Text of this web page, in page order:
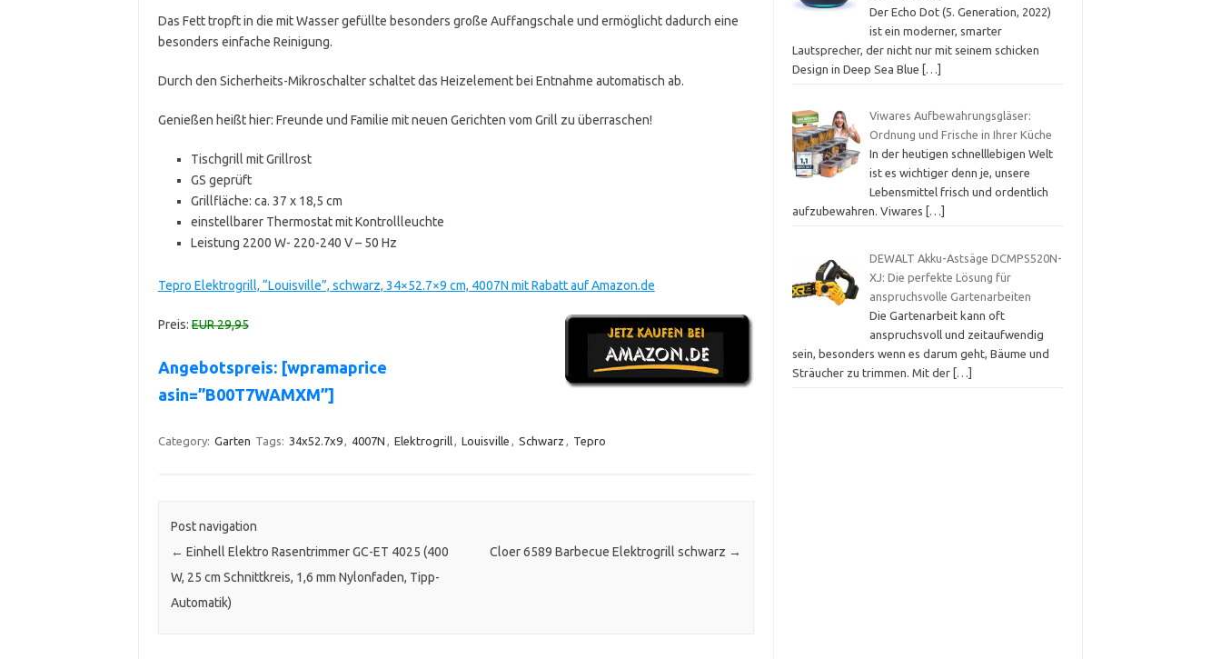
Das Fett tropft in die mit Wasser gefüllte besonders große Auffangschale und ermöglicht dadurch eine
besonders einfache Reinigung.
Durch den Sicherheits-Mikroschalter schaltet das Heizelement bei Entnahme automatisch ab.
Genießen heißt hier: Freunde und Familie mit neuen Gerichten vom Grill zu überraschen!
Tischgrill mit Grillrost
GS geprüft
Grillfläche: ca. 37 x 18,5 cm
einstellbarer Thermostat mit Kontrollleuchte
Leistung 2200 W- 220-240 V – 50 Hz
Tepro Elektrogrill, “Louisville”, schwarz, 34×52.7×9 cm, 4007N mit Rabatt auf Amazon.de
Preis:EUR 29,95
Angebotspreis: [wpramaprice
asin=”B00T7WAMXM”]
Category: Garten Tags: 34x52.7x9, 4007N , Elektrogrill, Louisville , Schwarz , Tepro
Post navigation
← Einhell Elektro Rasentrimmer GC-ET 4025 (400
W, 25 cm Schnittkreis, 1,6 mm Nylonfaden, Tipp-
Automatik)
Cloer 6589 Barbecue Elektrogrill schwarz →
Der Echo Dot (5. Generation, 2022)
ist ein moderner, smarter
Lautsprecher, der nicht nur mit seinem schicken
Design in Deep Sea Blue
[…]
Viwares Aufbewahrungsgläser:
Ordnung und Frische in Ihrer Küche
In der heutigen schnelllebigen Welt
ist es wichtiger denn je, unsere
Lebensmittel frisch und ordentlich
aufzubewahren. Viwares
[…]
DEWALT Akku-Astsäge DCMPS520N-
XJ: Die perfekte Lösung für
anspruchsvolle Gartenarbeiten
Die Gartenarbeit kann oft
anspruchsvoll und zeitaufwendig
sein, besonders wenn es darum geht, Bäume und
Sträucher zu trimmen. Mit der […]